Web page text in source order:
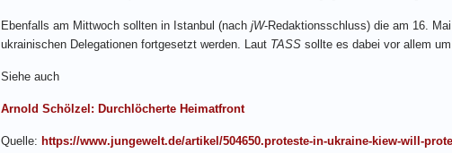
Ebenfalls am Mittwoch sollten in Istanbul (nach jW-Redaktionsschluss) die am 16.
ukrainischen Delegationen fortgesetzt werden. Laut TASS sollte es dabei vor allem
Siehe auch
Arnold Schölzel: Durchlöcherte Heimatfront
Quelle: https://www.jungewelt.de/artikel/504650.proteste-in-ukraine-kiew-will-